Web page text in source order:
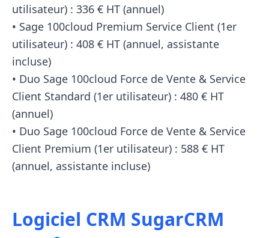
utilisateur) : 336 € HT (annuel)
• Sage 100cloud Premium Service Client (1er
utilisateur) : 408 € HT (annuel, assistante
incluse)
• Duo Sage 100cloud Force de Vente & Service
Client Standard (1er utilisateur) : 480 € HT
(annuel)
• Duo Sage 100cloud Force de Vente & Service
Client Premium (1er utilisateur) : 588 € HT
(annuel, assistante incluse)
Logiciel CRM SugarCRM